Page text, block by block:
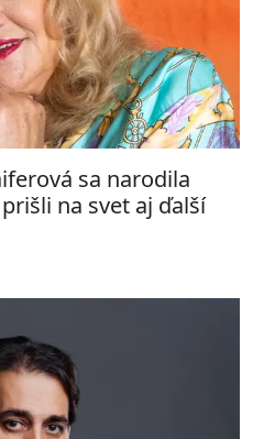
sa narodila
na svet aj ďalší